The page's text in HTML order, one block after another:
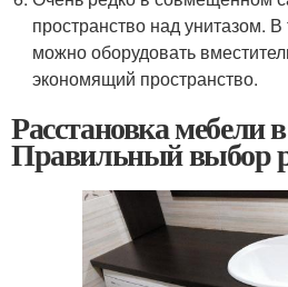
пространство над унитазом.
можно оборудовать
экономящий пространство.
Расстановка мебели
Правильный выбор